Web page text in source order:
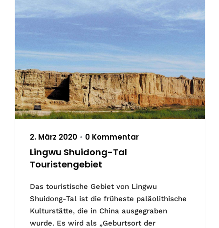
2. März 2020 • 0 Kommentar
Lingwu Shuidong-Tal
Touristengebiet
Das touristische Gebiet von Lingwu
Shuidong-Tal ist die früheste paläolithische
Kulturstätte, die in China ausgegraben
wurde. Es wird als „Geburtsort der